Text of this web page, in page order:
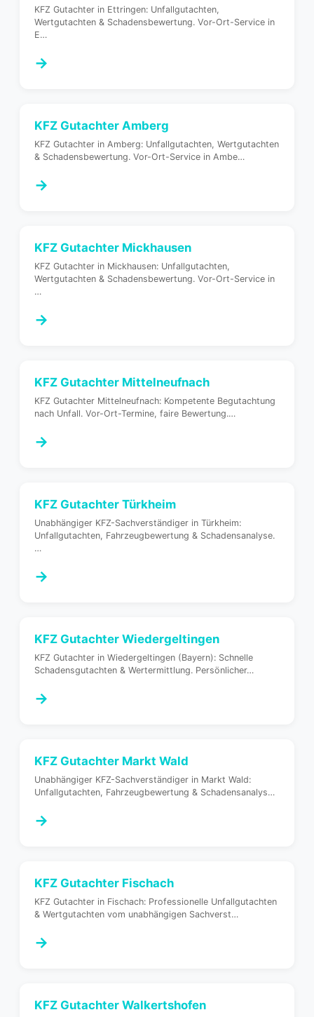
KFZ Gutachter in Ettringen: Unfallgutachten,
Wertgutachten & Schadensbewertung. Vor-Ort-Service in
E…
→
KFZ Gutachter Amberg
KFZ Gutachter in Amberg: Unfallgutachten, Wertgutachten
& Schadensbewertung. Vor-Ort-Service in Ambe…
→
KFZ Gutachter Mickhausen
KFZ Gutachter in Mickhausen: Unfallgutachten,
Wertgutachten & Schadensbewertung. Vor-Ort-Service in
…
→
KFZ Gutachter Mittelneufnach
KFZ Gutachter Mittelneufnach: Kompetente Begutachtung
nach Unfall. Vor-Ort-Termine, faire Bewertung.…
→
KFZ Gutachter Türkheim
Unabhängiger KFZ-Sachverständiger in Türkheim:
Unfallgutachten, Fahrzeugbewertung & Schadensanalyse.
…
→
KFZ Gutachter Wiedergeltingen
KFZ Gutachter in Wiedergeltingen (Bayern): Schnelle
Schadensgutachten & Wertermittlung. Persönlicher…
→
KFZ Gutachter Markt Wald
Unabhängiger KFZ-Sachverständiger in Markt Wald:
Unfallgutachten, Fahrzeugbewertung & Schadensanalys…
→
KFZ Gutachter Fischach
KFZ Gutachter in Fischach: Professionelle Unfallgutachten
& Wertgutachten vom unabhängigen Sachverst…
→
KFZ Gutachter Walkertshofen